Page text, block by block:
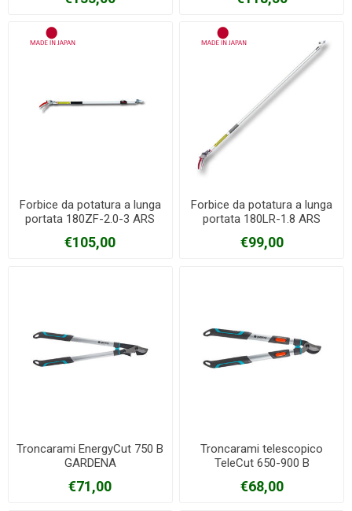
Forbice da potatura a lunga
portata 180ZF-2.0-3 ARS
€105,00
Forbice da potatura a lunga
portata 180LR-1.8 ARS
€99,00
Troncarami EnergyCut 750 B
GARDENA
€71,00
Troncarami telescopico
TeleCut 650-900 B
€68,00